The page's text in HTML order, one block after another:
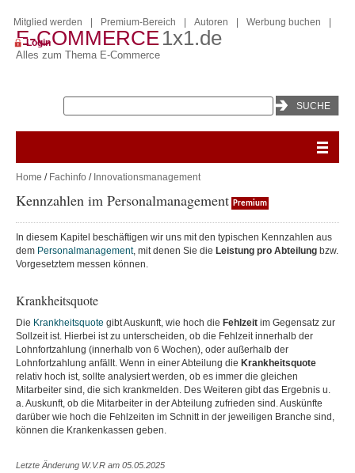
E-COMMERCE1x1.de
Alles zum Thema E-Commerce
Mitglied werden Premium-Bereich Autoren Werbung buchen
Login
Home / Fachinfo / Innovationsmanagement
Kennzahlen im Personalmanagement Premium
In diesem Kapitel beschäftigen wir uns mit den typischen Kennzahlen aus
dem Personalmanagement, mit denen Sie die Leistung pro Abteilung bzw.
Vorgesetztem messen können.
Krankheitsquote
Die Krankheitsquote gibt Auskunft, wie hoch die Fehlzeit im Gegensatz zur
Sollzeit ist. Hierbei ist zu unterscheiden, ob die Fehlzeit innerhalb der
Lohnfortzahlung (innerhalb von 6 Wochen), oder außerhalb der
Lohnfortzahlung anfällt. Wenn in einer Abteilung die Krankheitsquote
relativ hoch ist, sollte analysiert werden, ob es immer die gleichen
Mitarbeiter sind, die sich krankmelden. Des Weiteren gibt das Ergebnis u.
a. Auskunft, ob die Mitarbeiter in der Abteilung zufrieden sind. Auskünfte
darüber wie hoch die Fehlzeiten im Schnitt in der jeweiligen Branche sind,
können die Krankenkassen geben.
Letzte Änderung W.V.R am 05.05.2025